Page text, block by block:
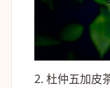
2. 杜仲五加皮